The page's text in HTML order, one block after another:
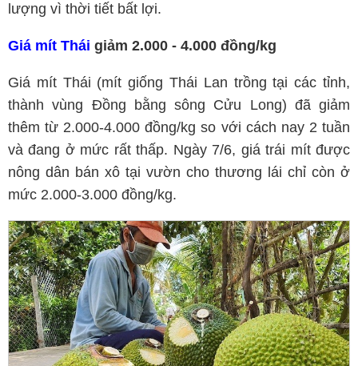
lượng vì thời tiết bất lợi.
Giá mít Thái giảm 2.000 - 4.000 đồng/kg
Giá mít Thái (mít giống Thái Lan trồng tại các tỉnh,
thành vùng Ðồng bằng sông Cửu Long) đã giảm
thêm từ 2.000-4.000 đồng/kg so với cách nay 2 tuần
và đang ở mức rất thấp. Ngày 7/6, giá trái mít được
nông dân bán xô tại vườn cho thương lái chỉ còn ở
mức 2.000-3.000 đồng/kg.